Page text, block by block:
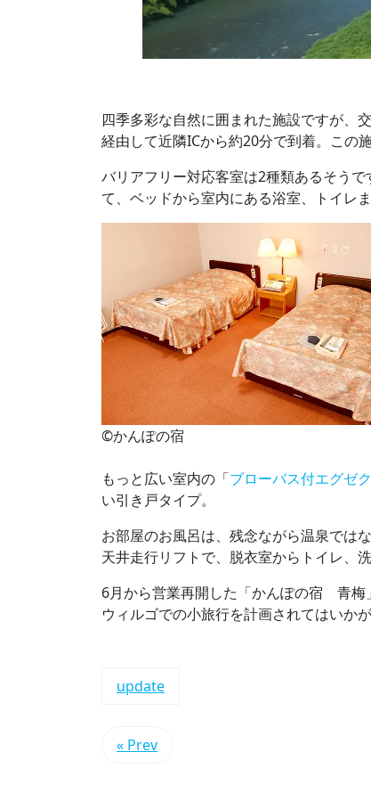
四季多彩な自然に囲まれた施設ですが、
経由して近隣ICから約20分で到着。この
バリアフリー対応客室は2種類あるそう
て、ベッドから室内にある浴室、トイレ
©かんぽの宿
もっと広い室内の「ブローバス付エグゼ
い引き戸タイプ。
お部屋のお風呂は、残念ながら温泉では
天井走行リフトで、脱衣室からトイレ、
6月から営業再開した「かんぽの宿 青梅
ウィルゴでの小旅行を計画されてはいか
update
« Prev